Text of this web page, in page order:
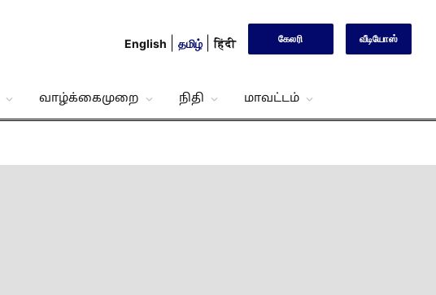
English தமிழ் हिंदी கேலரி வீடியோஸ்
வாழ்க்கைமுறை நிதி மாவட்டம்